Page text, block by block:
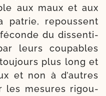
aux maux et aux
patrie, repoussent
du dis­sen­ti­
leurs cou­pables
plus long et
et non à d’autres
les mesures rigou­